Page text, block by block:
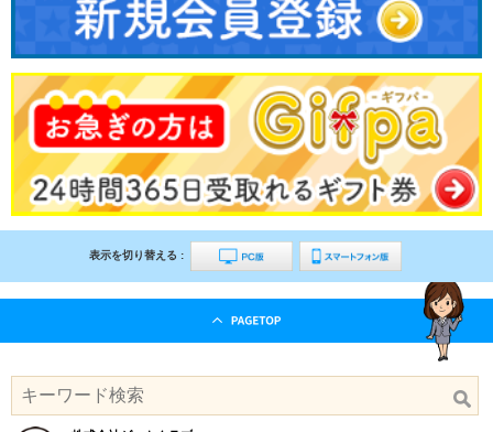
表示を切り替える :